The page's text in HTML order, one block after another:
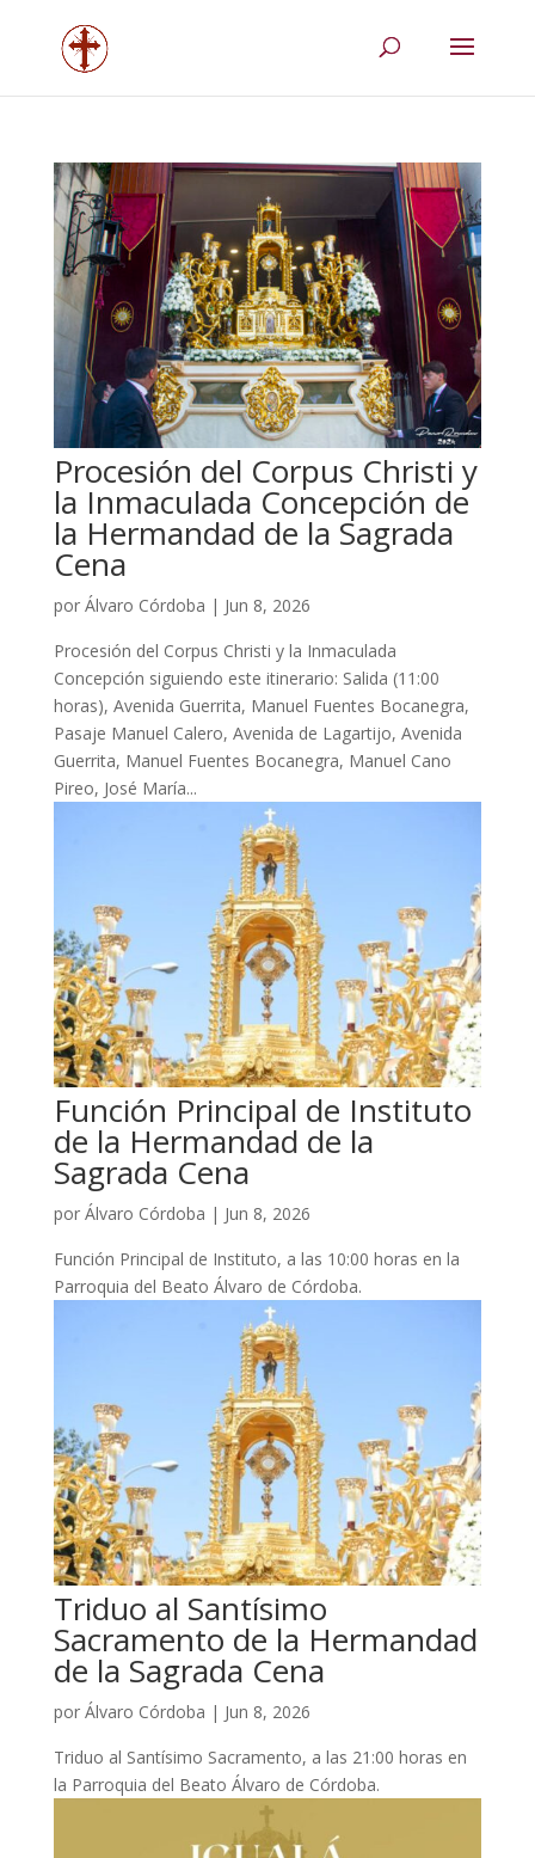
Procesión del Corpus Christi y
la Inmaculada Concepción de
la Hermandad de la Sagrada
Cena
por Álvaro Córdoba | Jun 8, 2026
Procesión del Corpus Christi y la Inmaculada
Concepción siguiendo este itinerario: Salida (11:00
horas), Avenida Guerrita, Manuel Fuentes Bocanegra,
Pasaje Manuel Calero, Avenida de Lagartijo, Avenida
Guerrita, Manuel Fuentes Bocanegra, Manuel Cano
Pireo, José María...
Función Principal de Instituto
de la Hermandad de la
Sagrada Cena
por Álvaro Córdoba | Jun 8, 2026
Función Principal de Instituto, a las 10:00 horas en la
Parroquia del Beato Álvaro de Córdoba.
Triduo al Santísimo
Sacramento de la Hermandad
de la Sagrada Cena
por Álvaro Córdoba | Jun 8, 2026
Triduo al Santísimo Sacramento, a las 21:00 horas en
la Parroquia del Beato Álvaro de Córdoba.